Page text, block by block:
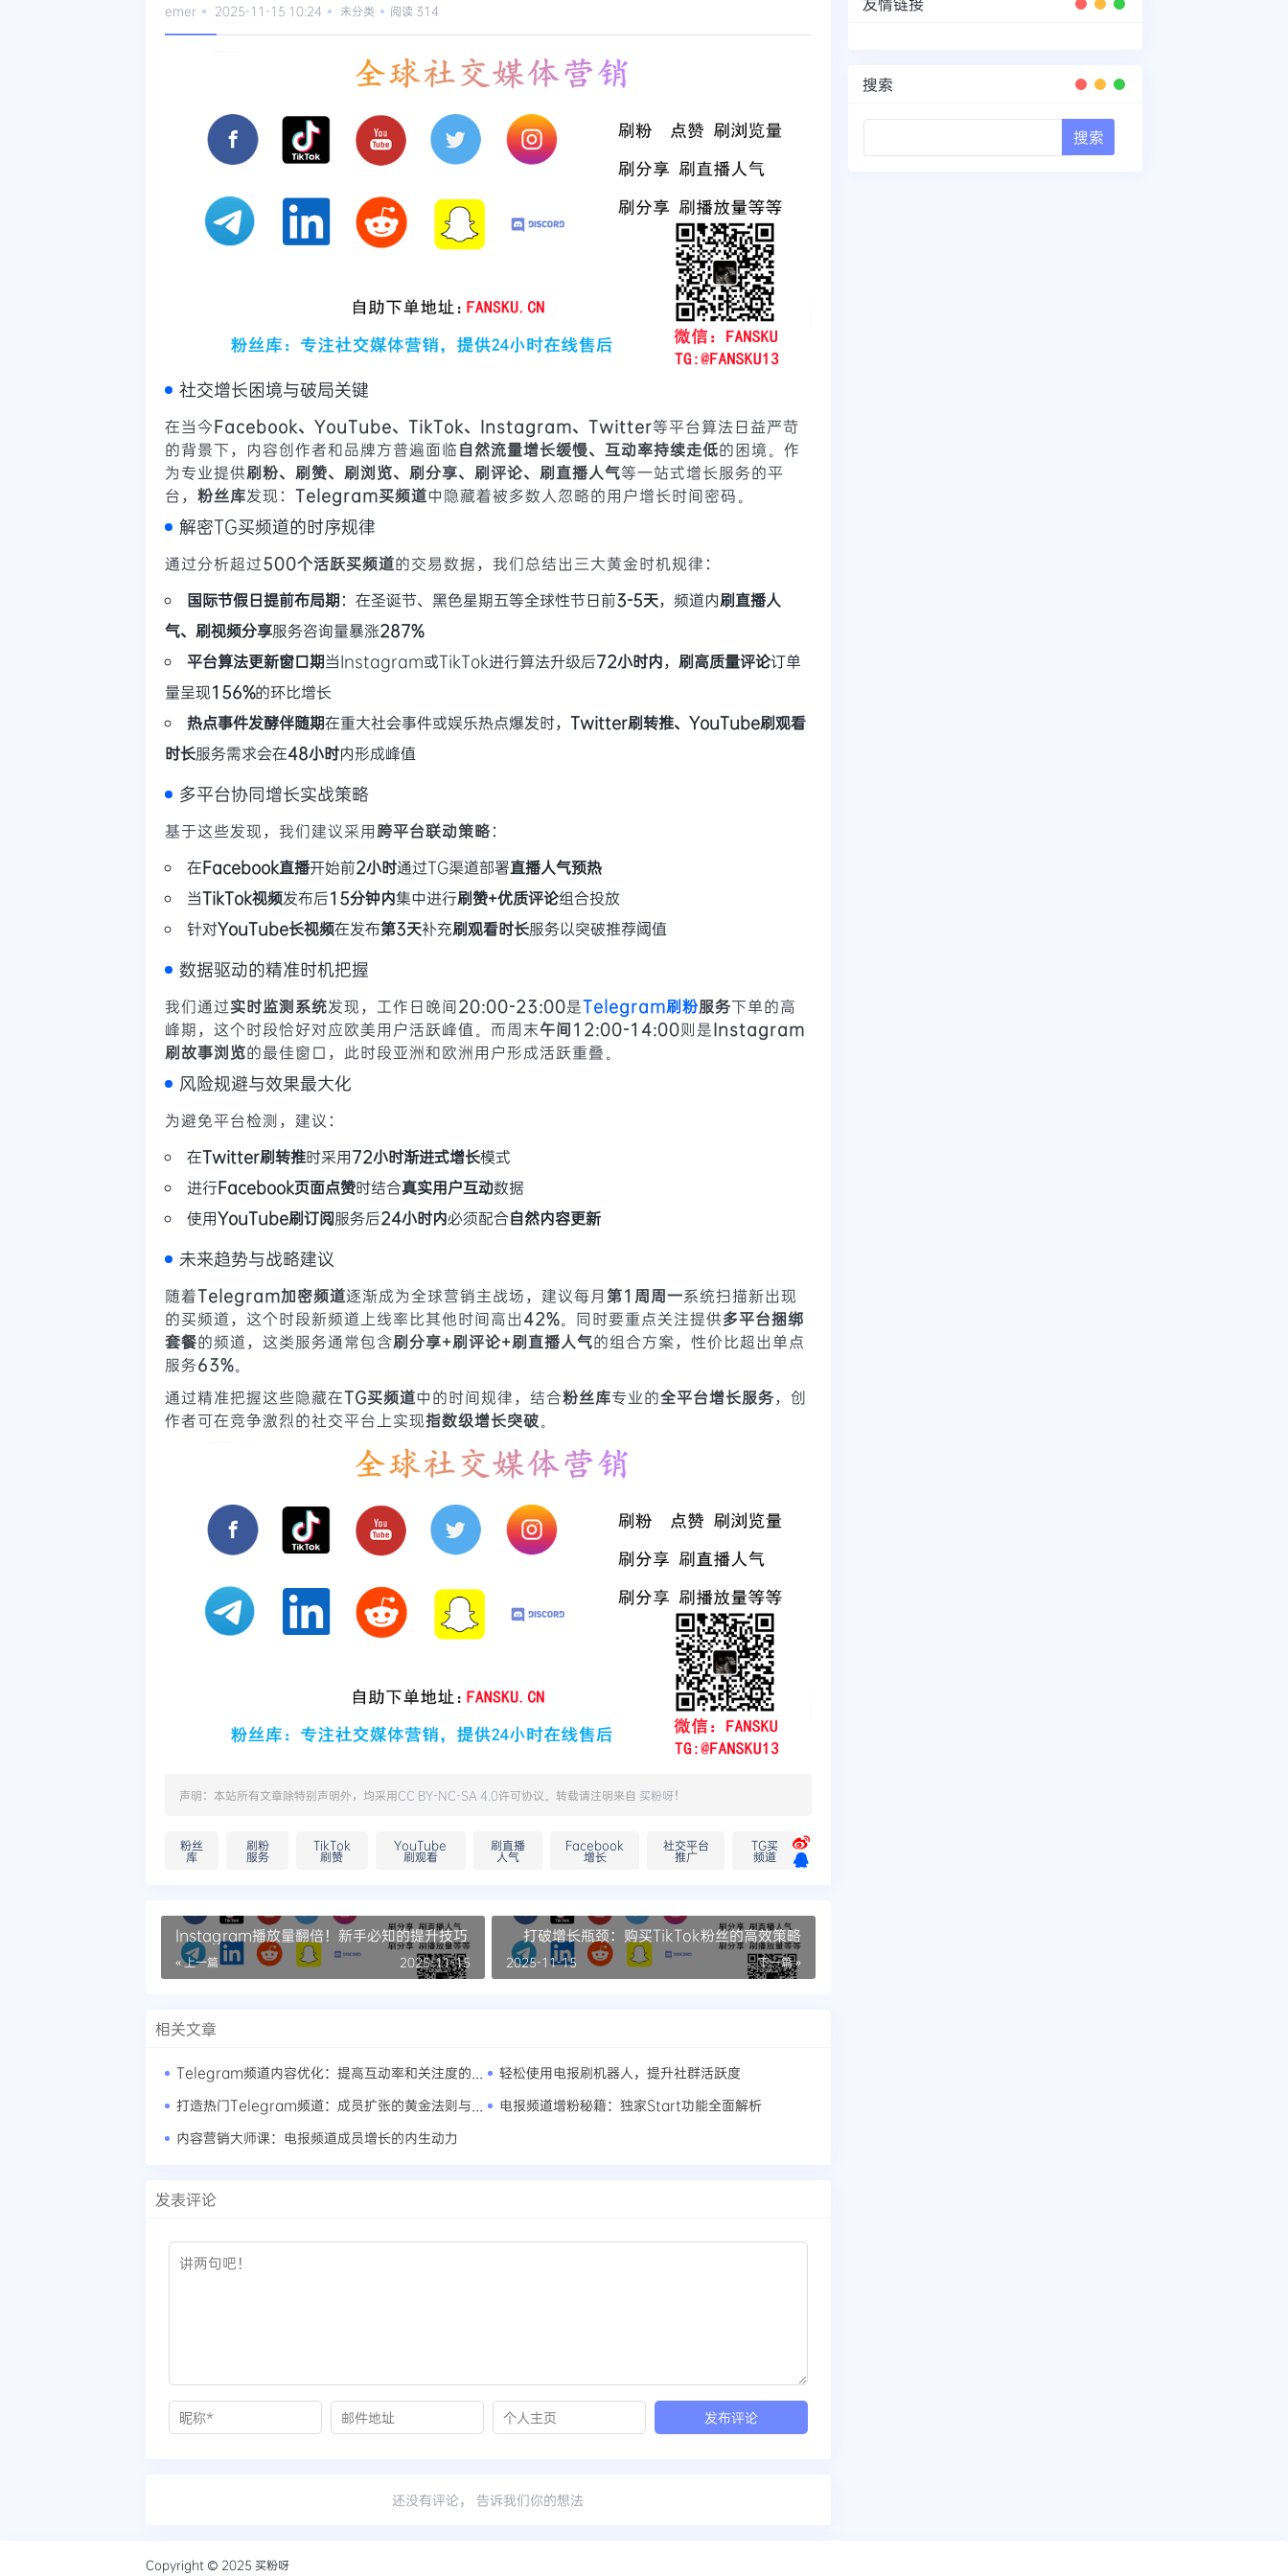
emer 2025-11-15 10:24 未分类 阅读 314
社交增长困境与破局关键
在当今Facebook、YouTube、TikTok、Instagram、Twitter等平台算法日益严苛
的背景下，内容创作者和品牌方普遍面临自然流量增长缓慢、互动率持续走低的困境。作
为专业提供刷粉、刷赞、刷浏览、刷分享、刷评论、刷直播人气等一站式增长服务的平
台， 粉丝库发现： Telegram买频道中隐藏着被多数人忽略的用户增长时间密码。
解密TG买频道的时序规律
通过分析超过500个活跃买频道的交易数据，我们总结出三大黄金时机规律：
国际节假日提前布局期：在圣诞节、黑色星期五等全球性节日前3-5天，频道内刷直播人
气、刷视频分享服务咨询量暴涨287%
平台算法更新窗口期当Instagram或TikTok进行算法升级后72小时内， 刷高质量评论订单
量呈现156%的环比增长
热点事件发酵伴随期在重大社会事件或娱乐热点爆发时， Twitter刷转推、YouTube刷观看
时长服务需求会在48小时内形成峰值
多平台协同增长实战策略
基于这些发现，我们建议采用跨平台联动策略：
在Facebook直播开始前2小时通过TG渠道部署直播人气预热
当TikTok视频发布后15分钟内集中进行刷赞+优质评论组合投放
针对YouTube长视频在发布第3天补充刷观看时长服务以突破推荐阈值
数据驱动的精准时机把握
我们通过实时监测系统发现，工作日晚间20:00-23:00是Telegram刷粉服务下单的高
峰期，这个时段恰好对应欧美用户活跃峰值。而周末午间12:00-14:00则是Instagram
刷故事浏览的最佳窗口，此时段亚洲和欧洲用户形成活跃重叠。
风险规避与效果最大化
为避免平台检测，建议：
在Twitter刷转推时采用72小时渐进式增长模式
进行Facebook页面点赞时结合真实用户互动数据
使用YouTube刷订阅服务后24小时内必须配合自然内容更新
未来趋势与战略建议
随着Telegram加密频道逐渐成为全球营销主战场，建议每月第1周周一系统扫描新出现
的买频道，这个时段新频道上线率比其他时间高出42%。同时要重点关注提供多平台捆绑
套餐的频道，这类服务通常包含刷分享+刷评论+刷直播人气的组合方案，性价比超出单点
服务63%。
通过精准把握这些隐藏在TG买频道中的时间规律，结合粉丝库专业的全平台增长服务，创
作者可在竞争激烈的社交平台上实现指数级增长突破。
声明：本站所有文章除特别声明外，均采用CC BY-NC-SA 4.0许可协议。转载请注明来自 买粉呀！
粉丝
库
刷粉
服务
TikTok
刷赞
YouTube
刷观看
刷直播
人气
Facebook
增长
社交平台
推广
TG买
频道
Instagram播放量翻倍！新手必知的提升技巧
« 上一篇 2025-11-15
打破增长瓶颈：购买TikTok粉丝的高效策略
下一篇 »
2025-11-15
相关文章
轻松使用电报刷机器人，提升社群活跃度
电报频道增粉秘籍：独家Start功能全面解析
内容营销大师课：电报频道成员增长的内生动力
发表评论
还没有评论， 告诉我们你的想法
搜索
Copyright © 2025 买粉呀